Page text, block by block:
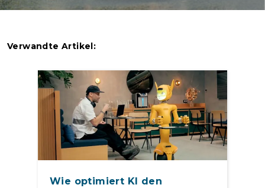
Verwandte Artikel:
Wie optimiert KI den